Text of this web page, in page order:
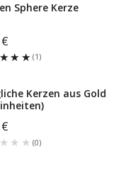
Sphere Kerze
(1)
Kerzen aus Gold
(0)